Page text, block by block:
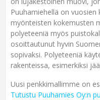
Puuhamiehellä on
myönteisten kokemusten
polyeteeniä myös
osoittautunut hyvin
sopivaksi. Polyeteeniä
rakenteissa, esimerkiksi
Uusi penkkimallimme on
Tutustu Puuhamies Oy:n